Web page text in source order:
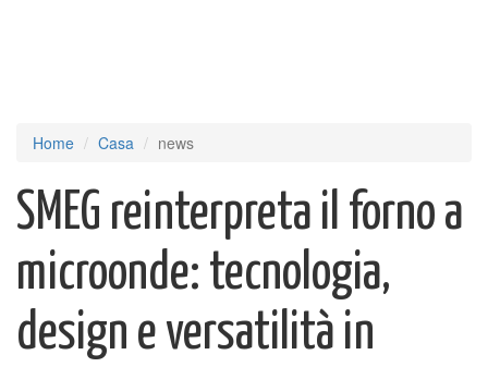
Home Casa news
SMEG reinterpreta il forno a
microonde: tecnologia,
design e versatilità in